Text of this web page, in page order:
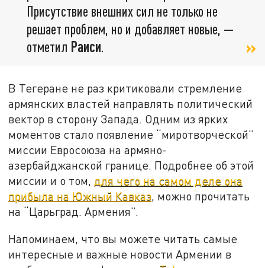
Присутствие внешних сил не только не
решает проблем, но и добавляет новые, —
отметил Раиси.
В Тегеране не раз критиковали стремление
армянских властей направлять политический
вектор в сторону Запада. Одним из ярких
моментов стало появление “миротворческой”
миссии Евросоюза на армяно-
азербайджанской границе. Подробнее об этой
миссии и о том, для чего на самом деле она
прибыла на Южный Кавказ, можно прочитать
на “Царьград. Армения”.
Напоминаем, что вы можете читать самые
интересные и важные новости Армении в